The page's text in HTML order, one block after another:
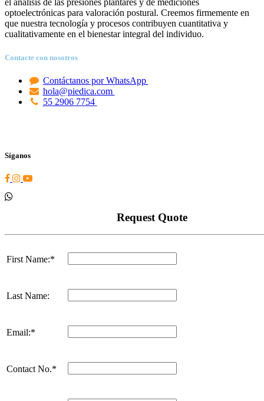
el análisis de las presiones plantares y de mediciones
optoelectrónicas para valoración postural. Creemos firmemente en
que nuestra tecnología y procesos contribuyen cuantitativa y
cualitativamente en el bienestar integral del individuo.
Contacte con nosotros
Contáctanos por WhatsApp
hola@piedica.com
55 2906 7754
Síganos
Request Quote
First Name:*
Last Name:
Email:*
Contact No.*